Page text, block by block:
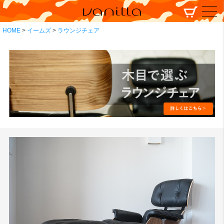
HOME イームズ ラウンジチェア